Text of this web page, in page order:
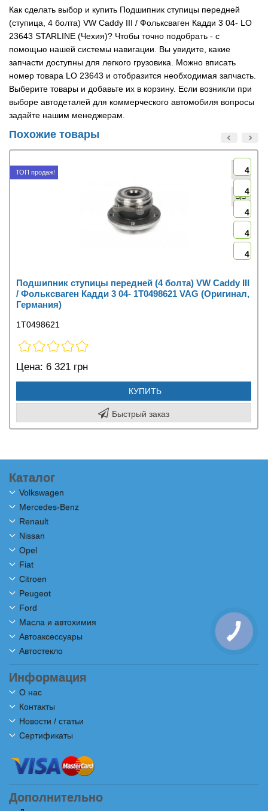
Как сделать выбор и купить Подшипник ступицы передней
(ступица, 4 болта) VW Caddy III / Фольксваген Кадди 3 04- LO
23643 STARLINE (Чехия)? Чтобы точно подобрать - с
помощью нашей системы навигации. Вы увидите, какие
запчасти доступны для легкого грузовика. Можно вписать
номер товара LO 23643 и отобразится необходимая запчасть.
Выберите товары и добавьте их в корзину. Если возникли при
выборе автодеталей для коммерческого автомобиля вопросы
задайте нашим менеджерам.
Похожие товары
ТОП продаж! 4
4
4
4
4
Подшипник ступицы передней (4 болта) VW Caddy III
/ Фольксваген Кадди 3 04- 1T0498621 VAG (Оригинал,
Германия)
1T0498621
Цена: 6 321 грн
КУПИТЬ
Быстрый заказ
Каталог
Volkswagen
Mercedes-Benz
Renault
Nissan
Opel
Fiat
Citroen
Peugeot
Ford
Масла и автохимия
Автоаксессуары
Автостекло
Информация
О нас
Контакты
Новости / статьи
Сертификаты
Дополнительно